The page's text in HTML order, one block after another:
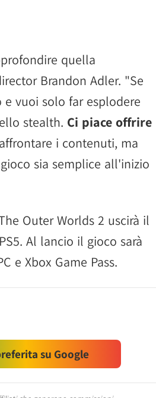
quella
Brandon Adler. "Se
vuoi solo far esplodere
stealth. Ci piace offrire
i contenuti, ma
sia semplice all'inizio
Outer Worlds 2 uscirà il
Al lancio il gioco sarà
e Xbox Game Pass.
su Google